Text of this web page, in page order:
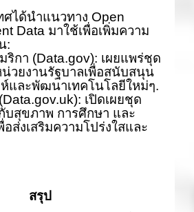
ศได้นำแนวทาง Open
Data มาใช้เพื่อเพิ่มความ
:
กา (Data.gov): เผยแพร่ชุด
วยงานรัฐบาลเพื่อสนับสนุน
ห์และพัฒนาเทคโนโลยีใหม่ๆ.
เปิดเผยชุด
บสุขภาพ การศึกษา และ
อส่งเสริมความโปร่งใสและ
สรุป